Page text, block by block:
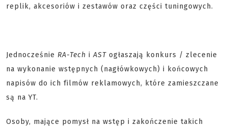
replik, akcesoriów i zestawów oraz części tuningowych.
Jednocześnie RA-Tech iAST ogłaszają konkurs / zlecenie
na wykonanie wstępnych (nagłówkowych) i końcowych
napisów do ich filmów reklamowych, które zamieszczane
są na YT.
Osoby, mające pomysł na wstęp i zakończenie takich